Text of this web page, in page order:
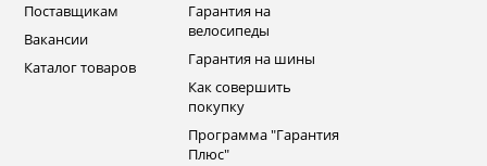
Поставщикам
Вакансии
Каталог товаров
Гарантия на
велосипеды
Гарантия на шины
Как совершить
покупку
Программа "Гарантия
Плюс"